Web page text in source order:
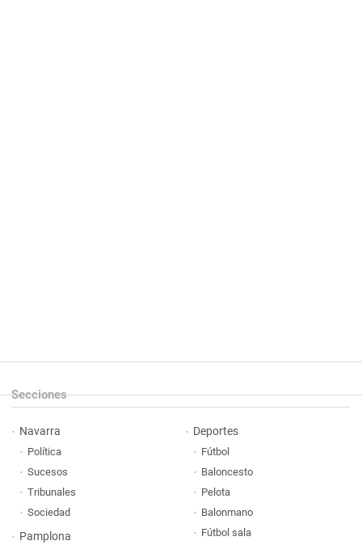
Secciones
Navarra
Política
Sucesos
Tribunales
Sociedad
Pamplona
Deportes
Fútbol
Baloncesto
Pelota
Balonmano
Fútbol sala